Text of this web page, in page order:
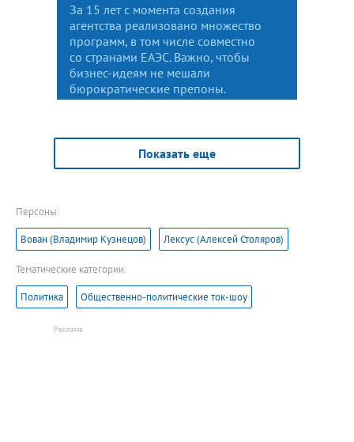
За 15 лет с момента создания
агентства реализовано множество
программ, в том числе совместно
со странами ЕАЭС. Важно, чтобы
бизнес-идеям не мешали
бюрократические препоны.
Показать еще
Персоны:
Вован (Владимир Кузнецов) Лексус (Алексей Столяров)
Тематические категории:
Политика Общественно-политические ток-шоу